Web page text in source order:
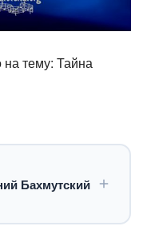
на тему: Тайна
Бахмутский